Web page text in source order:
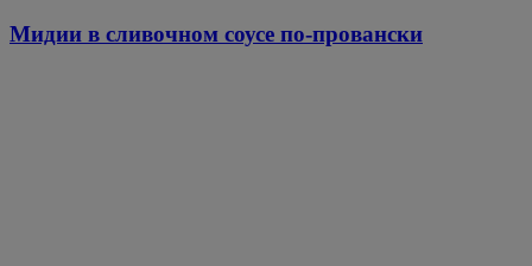
Мидии в сливочном соусе по-провански